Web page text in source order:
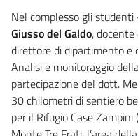
Nel complesso gli
Giusso del Galdo, docente
direttore di dipartimento e
Analisi e monitoraggio
partecipazione del dott.
30 chilometri di sentiero
per il Rifugio Case